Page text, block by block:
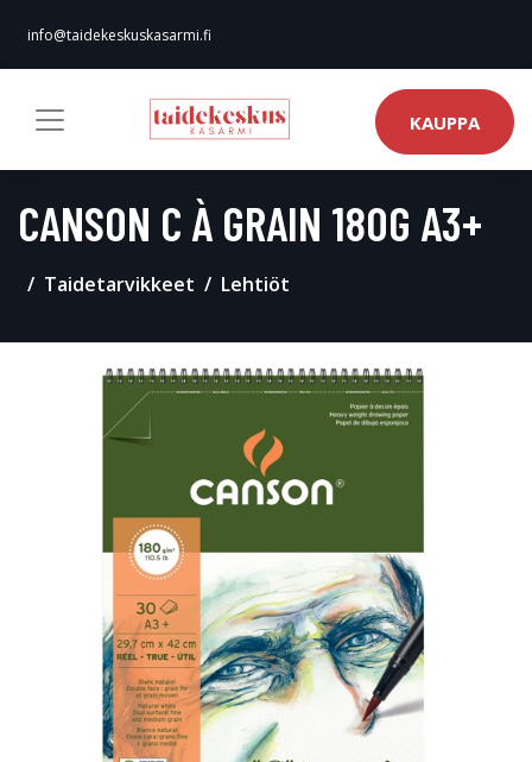
info@taidekeskuskasarmi.fi
KAUPPA
CANSON C À GRAIN 180G A3+
Taidetarvikkeet Lehtiöt